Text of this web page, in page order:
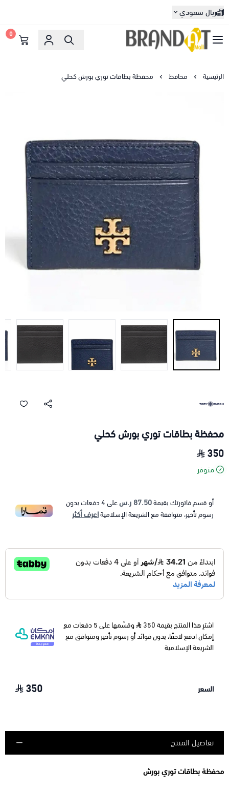
ريال سعودي
براندات مول
0
الرئيسية محافظ محفظة بطاقات توري بورش كحلي
محفظة بطاقات توري بورش كحلي
350
متوفر
أو قسم فاتورتك بقيمة87.50 ر.س على4دفعات بدون
رسوم تأخير، متوافقة مع الشريعة الإسلاميةاعرف أكثر
اشترِ هذا المنتج بقيمة 350
وقسّمها على 5 دفعات مع
إمكان ادفع لاحقًا، بدون فوائد أو رسوم تأخير ومتوافق مع
الشريعة الإسلامية
السعر 350
تفاصيل المنتج
محفظة بطاقات توري بورش